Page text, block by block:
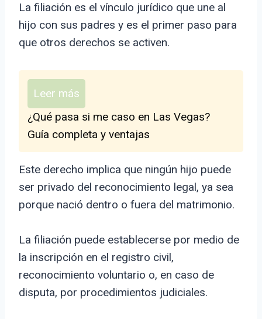
La filiación es el vínculo jurídico que une al
hijo con sus padres y es el primer paso para
que otros derechos se activen.
Leer más
¿Qué pasa si me caso en Las Vegas?
Guía completa y ventajas
Este derecho implica que ningún hijo puede
ser privado del reconocimiento legal, ya sea
porque nació dentro o fuera del matrimonio.
La filiación puede establecerse por medio de
la inscripción en el registro civil,
reconocimiento voluntario o, en caso de
disputa, por procedimientos judiciales.